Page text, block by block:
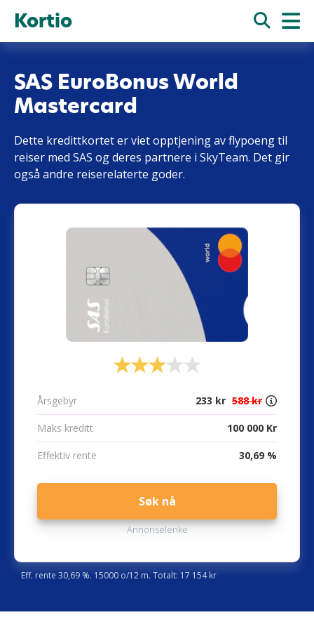
Kortio
Årsgebyr 233 kr 588 kr
Maks kreditt 100 000 Kr
Effektiv rente 30,69 %
Søk nå
Annonselenke
Eff. rente 30,69 %. 15000 o/12 m. Totalt: 17 154 kr
SAS EuroBonus World
Mastercard
Dette kredittkortet er viet opptjening av flypoeng til
reiser med SAS og deres partnere i SkyTeam. Det gir
også andre reiserelaterte goder.